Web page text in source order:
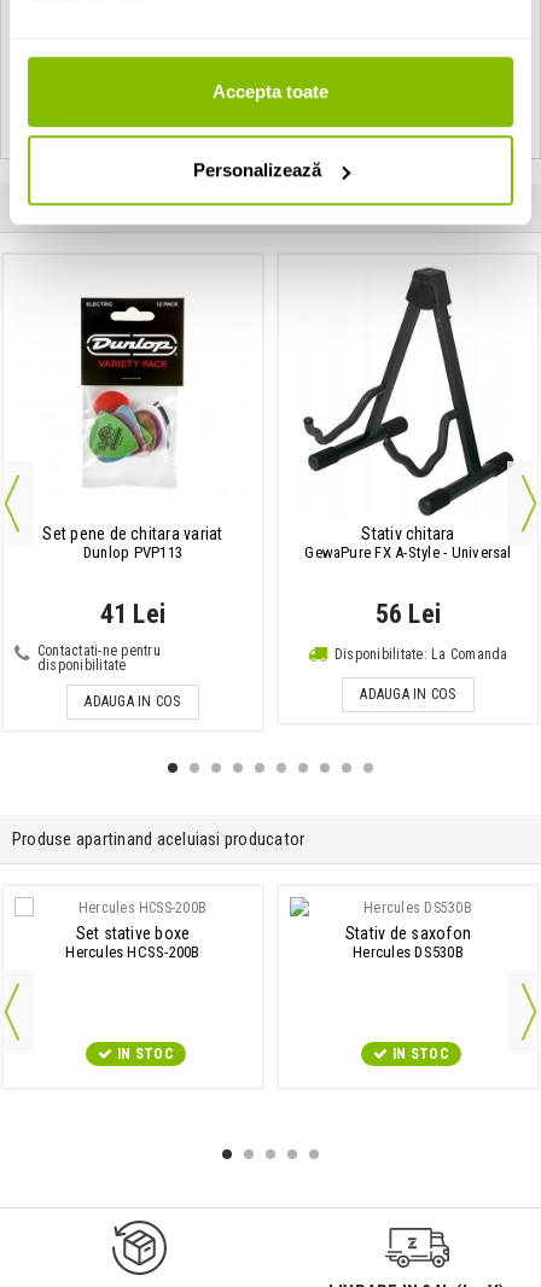
Accepta toate
Personalizează
Vezi toate produsele din categoriaStative de chitara
Vezi toate produsele producatorului
Clientii care au cumparat acest produs au mai cumparat si:
Set pene de chitara variat
Dunlop PVP113
41 Lei
Contactati-ne pentru
disponibilitate
ADAUGA IN COS
Stativ chitara
GewaPure FX A-Style - Universal
56 Lei
Disponibilitate: La Comanda
ADAUGA IN COS
Produse apartinand aceluiasi producator
Set stative boxe
Hercules HCSS-200B
IN STOC
Stativ de saxofon
Hercules DS530B
IN STOC